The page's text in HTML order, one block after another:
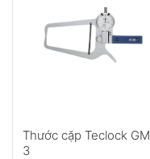
Thước cặp Teclock
3